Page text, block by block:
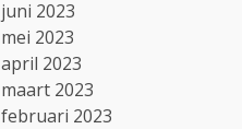
juni 2023
mei 2023
april 2023
maart 2023
februari 2023